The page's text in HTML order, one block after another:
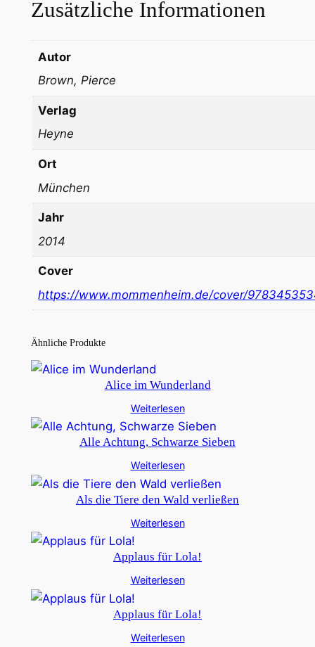
Zusätzliche Informationen
Autor
Brown, Pierce
Verlag
Heyne
Ort
München
Jahr
2014
Cover
https://www.mommenheim.de/cover/
Ähnliche Produkte
Alice im Wunderland
Weiterlesen
Alle Achtung, Schwarze Sieben
Weiterlesen
Als die Tiere den Wald verließen
Weiterlesen
Applaus für Lola!
Weiterlesen
Applaus für Lola!
Weiterlesen